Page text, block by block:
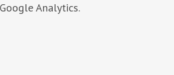
Analytics.